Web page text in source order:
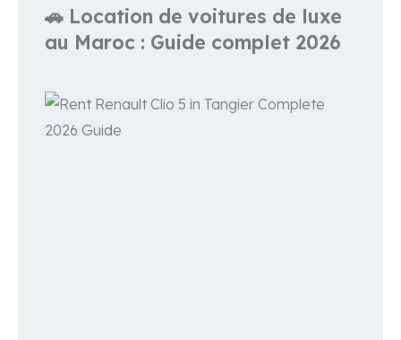
🚗 Location de voitures de luxe
au Maroc : Guide complet 2026